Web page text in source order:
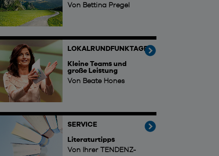
Von Bettina Pregel
LOKALRUNDFUNKTAGE
Kleine Teams und
große Leistung
Von Beate Hones
SERVICE
Literaturtipps
Von Ihrer TENDENZ-